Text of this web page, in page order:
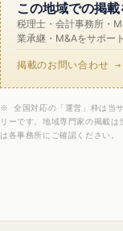
この地域での掲
税理士・会計事務所・
業承継・M&Aをサポー
掲載のお問い合わせ →
※ 全国対応の「運営」枠は当
リーです。地域専門家の掲載
は各事務所にご確認ください。